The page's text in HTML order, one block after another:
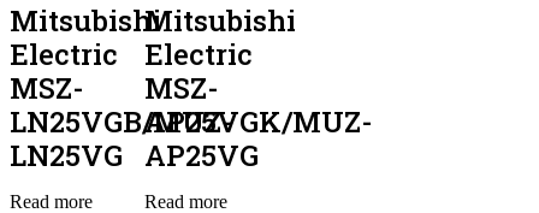
Mitsubishi
Electric
MSZ-
LN25VGB/MUZ-
LN25VG
Read more
Mitsubishi
Electric
MSZ-
AP25VGK/MUZ-
AP25VG
Read more